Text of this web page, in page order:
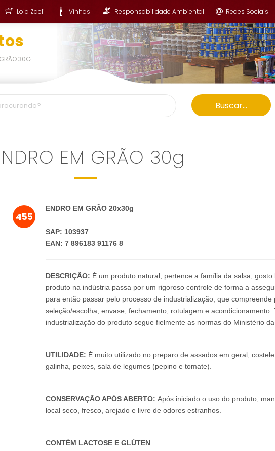
Loja Zaeli Vinhos Responsabilidade Ambiental Redes Sociais
30G
Buscar...
EM GRÃO 30g
455
ENDRO EM GRÃO 20x30g
SAP: 103937
EAN: 7 896183 91176 8
DESCRIÇÃO: É um produto natural, pertence a família da salsa,
produto na indústria passa por um rigoroso controle de forma a
para então passar pelo processo de industrialização, que
seleção/escolha, envase, fechamento, rotulagem e acondicionamento.
industrialização do produto segue fielmente as normas do Ministério
UTILIDADE: É muito utilizado no preparo de assados em geral,
galinha, peixes, sala de legumes (pepino e tomate).
CONSERVAÇÃO APÓS ABERTO: Após iniciado o uso do produto,
local seco, fresco, arejado e livre de odores estranhos.
CONTÉM LACTOSE E GLÚTEN